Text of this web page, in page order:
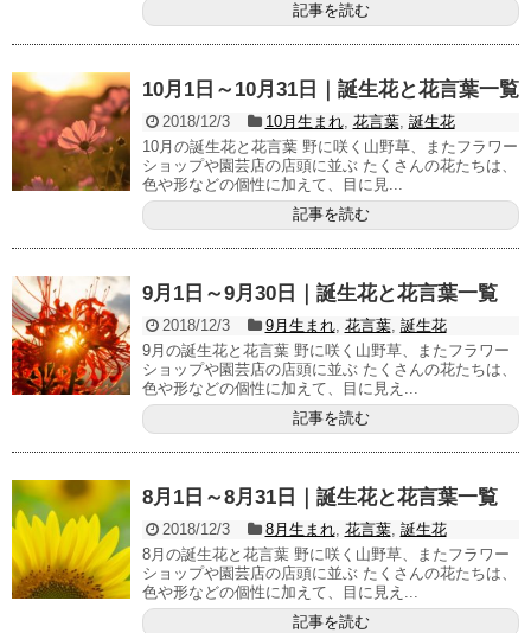
記事を読む
10月1日～10月31日｜誕生花と花言葉一覧
2018/12/3 10月生まれ, 花言葉, 誕生花
10月の誕生花と花言葉 野に咲く山野草、またフラワー
ショップや園芸店の店頭に並ぶ たくさんの花たちは、
色や形などの個性に加えて、目に見...
記事を読む
9月1日～9月30日｜誕生花と花言葉一覧
2018/12/3 9月生まれ, 花言葉, 誕生花
9月の誕生花と花言葉 野に咲く山野草、またフラワー
ショップや園芸店の店頭に並ぶ たくさんの花たちは、
色や形などの個性に加えて、目に見え...
記事を読む
8月1日～8月31日｜誕生花と花言葉一覧
2018/12/3 8月生まれ, 花言葉, 誕生花
8月の誕生花と花言葉 野に咲く山野草、またフラワー
ショップや園芸店の店頭に並ぶ たくさんの花たちは、
色や形などの個性に加えて、目に見え...
記事を読む